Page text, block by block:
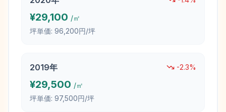
¥29,100 /㎡
坪単価: 96,200円/坪
2019年 -2.3%
¥29,500 /㎡
坪単価: 97,500円/坪